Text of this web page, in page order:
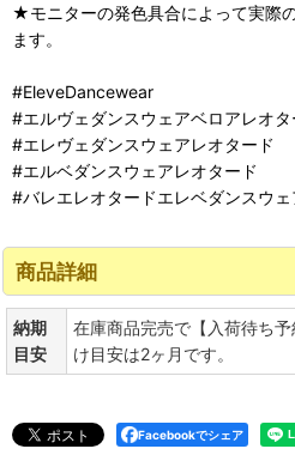
★モニターの発色具合によって実際
ます。
#EleveDancewear
#エルヴェダンスウェアベロアレオタ
#エレヴェダンスウェアレオタード
#エルベダンスウェアレオタード
#バレエレオタードエレベダンスウェ
商品詳細
納期
目安
在庫商品完売で【入荷待ち
け目安は2ヶ月です。
Facebookでシェア